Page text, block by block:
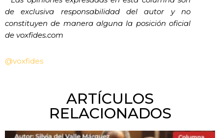
de exclusiva responsabilidad del autor y no
constituyen de manera alguna la posición oficial
de voxfides.com
@voxfides
ARTÍCULOS
RELACIONADOS